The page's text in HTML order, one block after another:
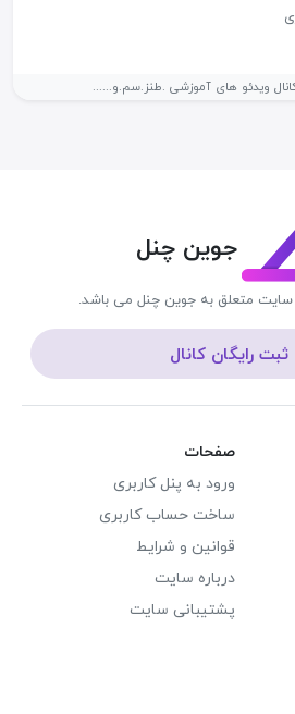
ویدئو های آموزشی .طنز.سم.و......
جوین چنل
متعلق به جوین چنل می باشد.
ثبت رایگان کانال
صفحات
ورود به پنل کاربری
ساخت حساب کاربری
قوانین و شرایط
درباره سایت
پشتیبانی سایت